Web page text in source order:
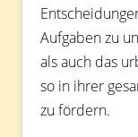
Aufgaben zu
als auch das
so in ihrer
zu fördern.